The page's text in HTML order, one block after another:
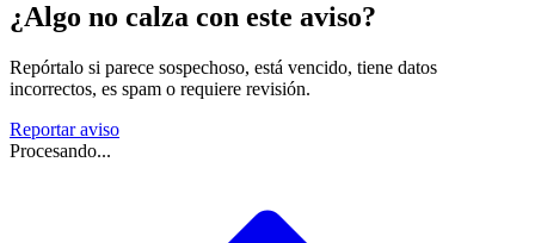
¿Algo no calza con este aviso?
Repórtalo si parece sospechoso, está vencido, tiene datos
incorrectos, es spam o requiere revisión.
Reportar aviso
Procesando...